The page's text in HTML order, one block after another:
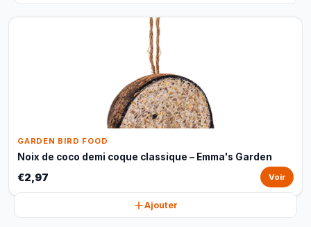
GARDEN BIRD FOOD
Noix de coco demi coque classique – Emma's Garden
€2,97 Voir
Ajouter